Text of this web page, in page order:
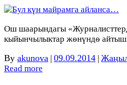
Ош шаарындагы
кыйынчылыктар жѳнүндѳ
By akunova | 09.09.2014 |
Read more